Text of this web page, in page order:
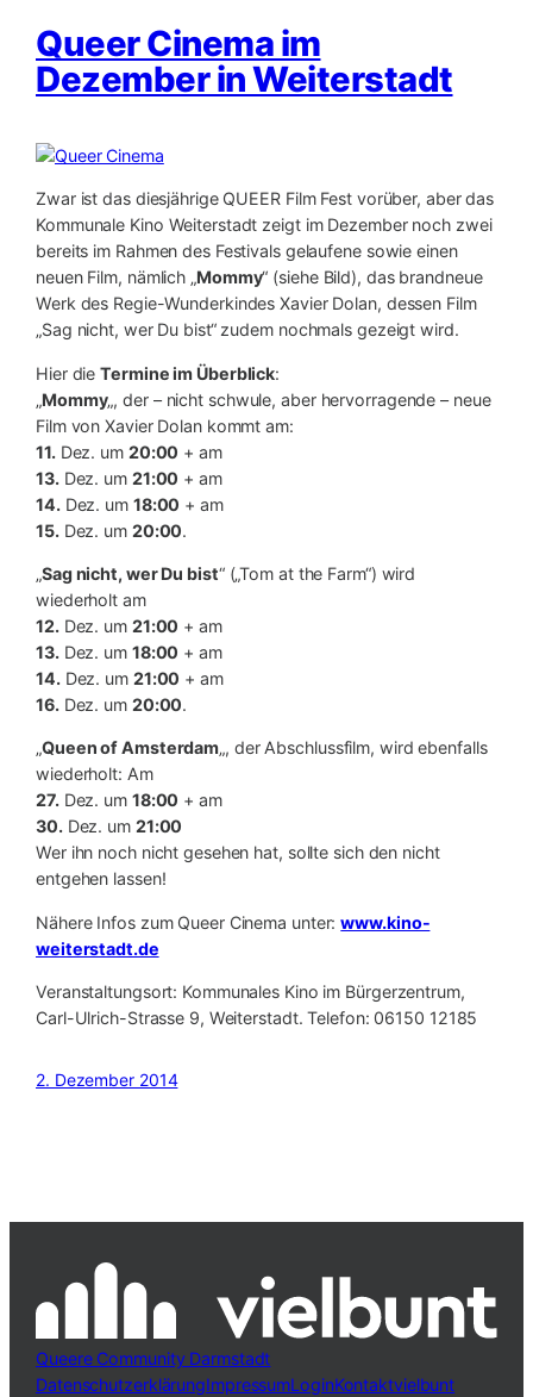
Queer Cinema im
Dezember in Weiterstadt
Zwar ist das diesjährige QUEER Film Fest vorüber, aber das
Kommunale Kino Weiterstadt zeigt im Dezember noch zwei
bereits im Rahmen des Festivals gelaufene sowie einen
neuen Film, nämlich „Mommy“ (siehe Bild), das brandneue
Werk des Regie-Wunderkindes Xavier Dolan, dessen Film
„Sag nicht, wer Du bist“ zudem nochmals gezeigt wird.
Hier dieTermine im Überblick:
„Mommy„, der – nicht schwule, aber hervorragende – neue
Film von Xavier Dolan kommt am:
11.Dez. um 20:00 + am
13.Dez. um 21:00 + am
14.Dez. um 18:00 + am
15.Dez. um 20:00.
„Sag nicht, wer Du bist“ („Tom at the Farm“) wird
wiederholt am
12.Dez. um 21:00 + am
13.Dez. um 18:00 + am
14.Dez. um 21:00 + am
16.Dez. um 20:00.
„Queen of Amsterdam„, der Abschlussfilm, wird ebenfalls
wiederholt: Am
27.Dez. um 18:00 + am
30.Dez. um 21:00
Wer ihn noch nicht gesehen hat, sollte sich den nicht
entgehen lassen!
Nähere Infos zum Queer Cinema unter:www.kino-
weiterstadt.de
Veranstaltungsort: Kommunales Kino im Bürgerzentrum,
Carl-Ulrich-Strasse 9, Weiterstadt. Telefon: 06150 12185
2. Dezember 2014
Queere Community Darmstadt
DatenschutzerklärungImpressumLoginKontaktvielbunt